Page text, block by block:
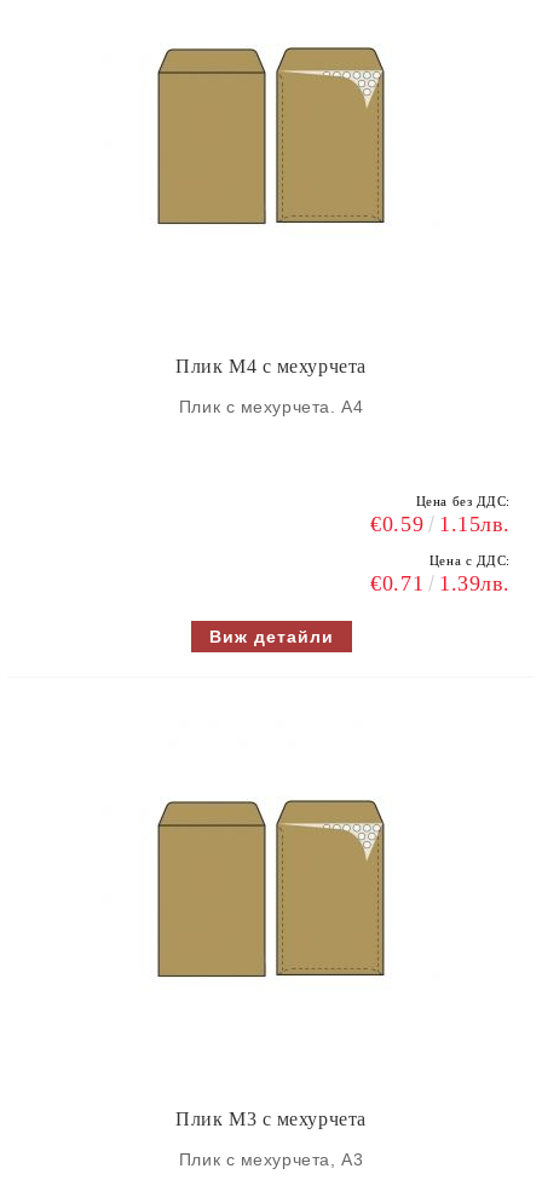
Плик М4 с мехурчета
Плик с мехурчета. А4
Цена без ДДС:
€0.59 1.15лв.
Цена с ДДС:
€0.71 1.39лв.
Виж детайли
Плик М3 с мехурчета
Плик с мехурчета, А3